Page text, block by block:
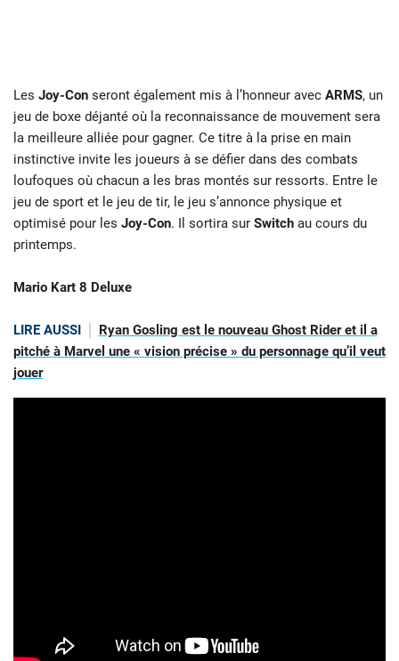
Les Joy-Con seront également mis à l’honneur avec ARMS, un
jeu de boxe déjanté où la reconnaissance de mouvement sera
la meilleure alliée pour gagner. Ce titre à la prise en main
instinctive invite les joueurs à se défier dans des combats
loufoques où chacun a les bras montés sur ressorts. Entre le
jeu de sport et le jeu de tir, le jeu s’annonce physique et
optimisé pour les Joy-Con. Il sortira sur Switch au cours du
printemps.
Mario Kart 8 Deluxe
LIRE AUSSI
Ryan Gosling est le nouveau Ghost Rider et il a
pitché à Marvel une « vision précise » du personnage qu’il veut
jouer